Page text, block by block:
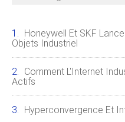
Honeywell Et SKF
Objets Industriel
Comment L'Internet
Actifs
Hyperconvergence Et